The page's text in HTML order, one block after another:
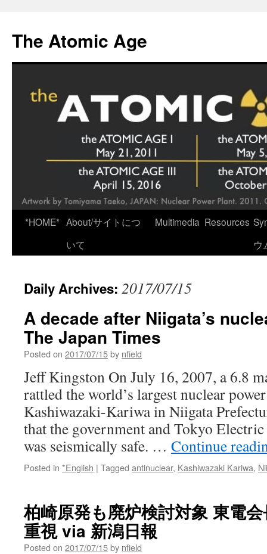
content
The Atomic Age
*HOME* About/サイトにつ
いて
Multimedia Resources
ウ
Daily Archives: 2017/07/15
A decade after Niigata’s
The Japan Times
Posted on 2017/07/15by nfield
Jeff Kingston On July 16, 2007, a 6.8
rattled the world’s largest nuclear
Kashiwazaki-Kariwa in Niigata
that the government and Tokyo
was seismically safe. … Continue
Posted in *English | Tagged antinuclear, Kashiwazaki Kariwa,
柏崎原発も廃炉検討対象 東電
重視 via 新潟日報
Posted on 2017/07/15by nfield